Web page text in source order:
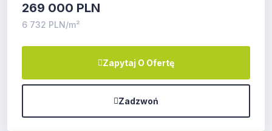
269 000 PLN
6 732 PLN/m²
Zapytaj O Ofertę
Zadzwoń